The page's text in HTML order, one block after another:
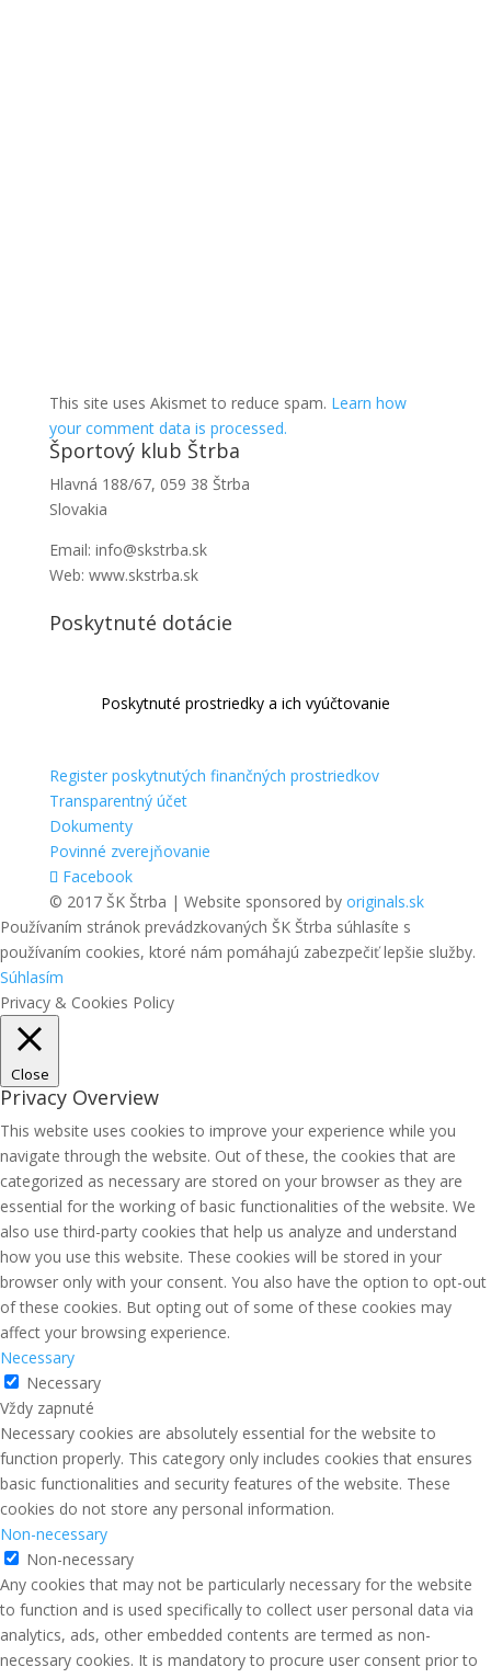
This site uses Akismet to reduce spam. Learn how
your comment data is processed.
Športový klub Štrba
Hlavná 188/67, 059 38 Štrba
Slovakia
Email: info@skstrba.sk
Web: www.skstrba.sk
Poskytnuté dotácie
Poskytnuté prostriedky a ich vyúčtovanie
Register poskytnutých finančných prostriedkov
Transparentný účet
Dokumenty
Povinné zverejňovanie
Facebook
© 2017 ŠK Štrba | Website sponsored by originals.sk
Používaním stránok prevádzkovaných ŠK Štrba súhlasíte s
používaním cookies, ktoré nám pomáhajú zabezpečiť lepšie služby.
Súhlasím
Privacy & Cookies Policy
Close
Privacy Overview
This website uses cookies to improve your experience while you
navigate through the website. Out of these, the cookies that are
categorized as necessary are stored on your browser as they are
essential for the working of basic functionalities of the website. We
also use third-party cookies that help us analyze and understand
how you use this website. These cookies will be stored in your
browser only with your consent. You also have the option to opt-out
of these cookies. But opting out of some of these cookies may
affect your browsing experience.
Necessary
Necessary
Vždy zapnuté
Necessary cookies are absolutely essential for the website to
function properly. This category only includes cookies that ensures
basic functionalities and security features of the website. These
cookies do not store any personal information.
Non-necessary
Non-necessary
Any cookies that may not be particularly necessary for the website
to function and is used specifically to collect user personal data via
analytics, ads, other embedded contents are termed as non-
necessary cookies. It is mandatory to procure user consent prior to